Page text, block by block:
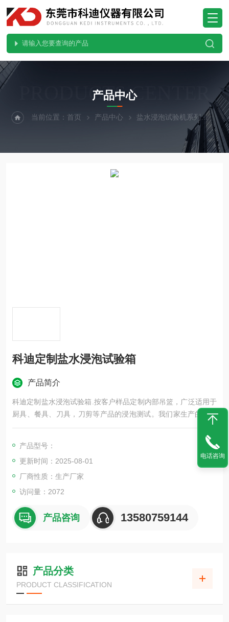
PRODUCTS CENTER
产品中心
当前位置：首页 产品中心 盐水浸泡试验机系列 封
科迪定制盐水浸泡试验箱
产品简介
科迪定制盐水浸泡试验箱.按客户样品定制内部吊篮，广泛适用于
厨具、餐具、刀具，刀剪等产品的浸泡测试。我们家生产的设备
分为开放式和封闭式，设备外观不同，结构不一，具体请与科迪
产品型号：
更新时间：2025-08-01
厂商性质：生产厂家
访问量：2072
产品咨询 13580759144
产品分类
PRODUCT CLASSIFICATION
电话咨询